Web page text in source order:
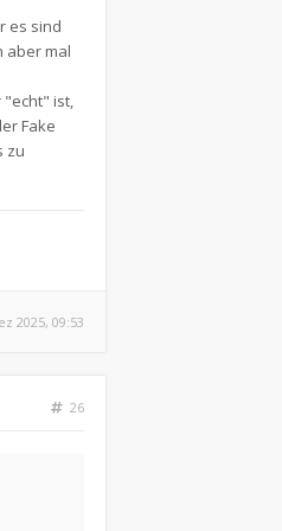
es sind
aber mal
"echt" ist,
Fake
zu
2025, 09:53
26